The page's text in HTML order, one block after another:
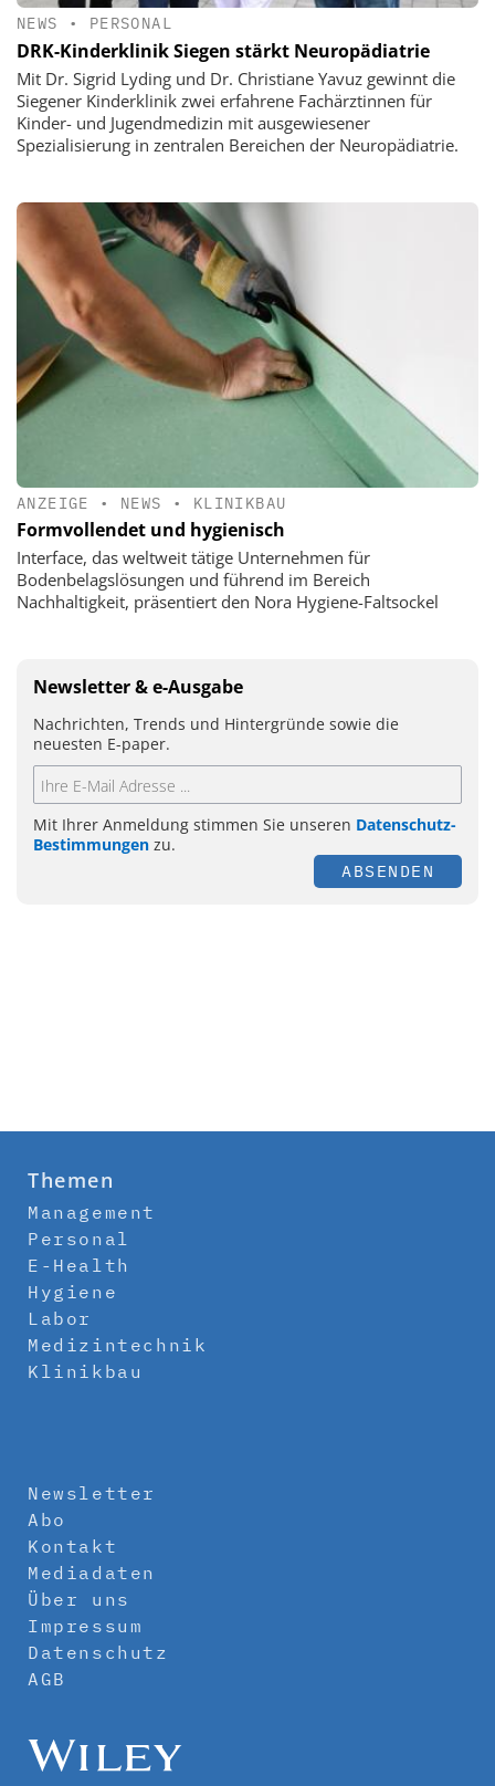
NEWS • PERSONAL
DRK-Kinderklinik Siegen stärkt Neuropädiatrie
Mit Dr. Sigrid Lyding und Dr. Christiane Yavuz gewinnt die
Siegener Kinderklinik zwei erfahrene Fachärztinnen für
Kinder- und Jugendmedizin mit ausgewiesener
Spezialisierung in zentralen Bereichen der Neuropädiatrie.
ANZEIGE • NEWS • KLINIKBAU
Formvollendet und hygienisch
Interface, das weltweit tätige Unternehmen für
Bodenbelagslösungen und führend im Bereich
Nachhaltigkeit, präsentiert den Nora Hygiene-Faltsockel
Newsletter & e-Ausgabe
Nachrichten, Trends und Hintergründe sowie die
neuesten E-paper.
Mit Ihrer Anmeldung stimmen Sie unseren Datenschutz-
Bestimmungen zu.
ABSENDEN
Themen
Management
Personal
E-Health
Hygiene
Labor
Medizintechnik
Klinikbau
Newsletter
Abo
Kontakt
Mediadaten
Über uns
Impressum
Datenschutz
AGB